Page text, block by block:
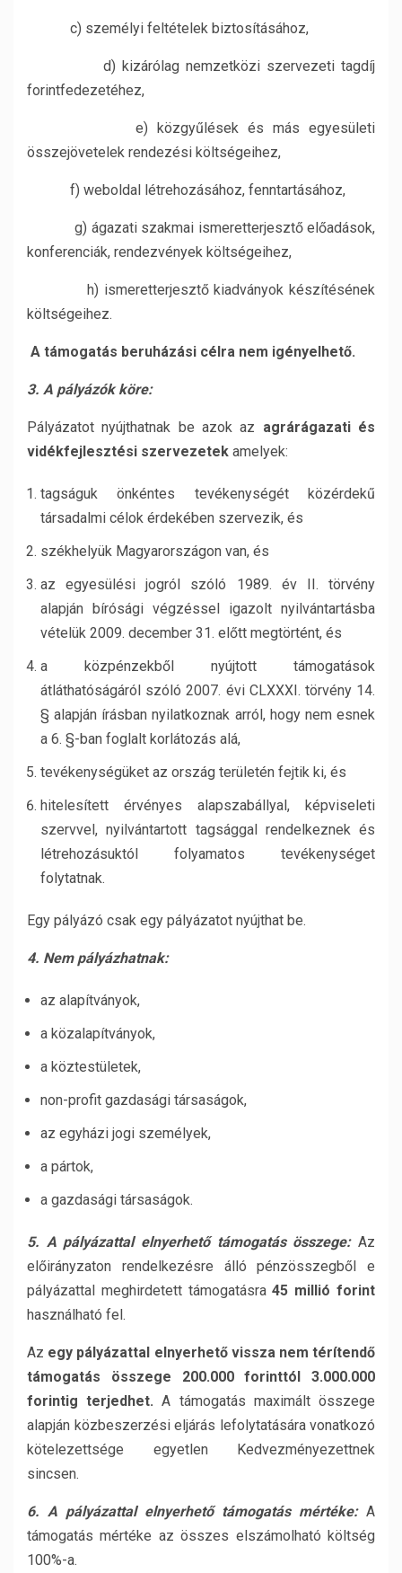
c) személyi feltételek biztosításához,
d) kizárólag nemzetközi szervezeti tagdíj
forintfedezetéhez,
e) közgyűlések és más egyesületi
összejövetelek rendezési költségeihez,
f) weboldal létrehozásához, fenntartásához,
g) ágazati szakmai ismeretterjesztő előadások,
konferenciák, rendezvények költségeihez,
h) ismeretterjesztő kiadványok készítésének
költségeihez.
A támogatás beruházási célra nem igényelhető.
3. A pályázók köre:
Pályázatot nyújthatnak be azok az agrárágazati és
vidékfejlesztési szervezetek amelyek:
tagságuk önkéntes tevékenységét közérdekű
társadalmi célok érdekében szervezik, és
székhelyük Magyarországon van, és
az egyesülési jogról szóló 1989. év II. törvény
alapján bírósági végzéssel igazolt nyilvántartásba
vételük 2009. december 31. előtt megtörtént, és
a közpénzekből nyújtott támogatások
átláthatóságáról szóló 2007. évi CLXXXI. törvény 14.
§ alapján írásban nyilatkoznak arról, hogy nem esnek
a 6. §-ban foglalt korlátozás alá,
tevékenységüket az ország területén fejtik ki, és
hitelesített érvényes alapszabállyal, képviseleti
szervvel, nyilvántartott tagsággal rendelkeznek és
létrehozásuktól folyamatos tevékenységet
folytatnak.
Egy pályázó csak egy pályázatot nyújthat be.
4. Nem pályázhatnak:
az alapítványok,
a közalapítványok,
a köztestületek,
non-profit gazdasági társaságok,
az egyházi jogi személyek,
a pártok,
a gazdasági társaságok.
5. A pályázattal elnyerhető támogatás összege:Az
előirányzaton rendelkezésre álló pénzösszegből e
pályázattal meghirdetett támogatásra45 millió forint
használható fel.
Az egy pályázattal elnyerhető vissza nem térítendő
támogatás összege 200.000 forinttól 3.000.000
forintig terjedhet. A támogatás maximált összege
alapján közbeszerzési eljárás lefolytatására vonatkozó
kötelezettsége egyetlen Kedvezményezettnek
sincsen.
6. A pályázattal elnyerhető támogatás mértéke:A
támogatás mértéke az összes elszámolható költség
100%-a.